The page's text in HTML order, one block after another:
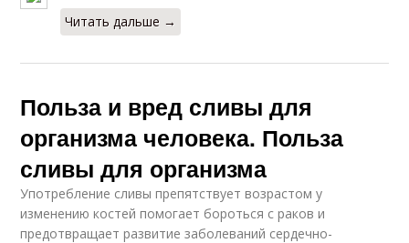
Читать дальше →
Польза и вред сливы для
организма человека. Польза
сливы для организма
Употребление сливы препятствует возрастом у
изменению костей помогает бороться с раков и
предотвращает развитие заболеваний сердечно-